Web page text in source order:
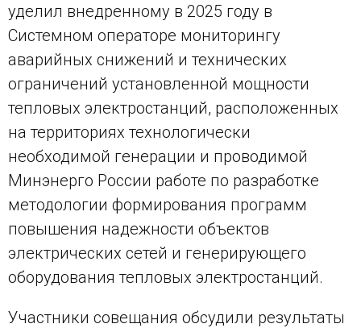
уделил внедренному в 2025 году в
Системном операторе мониторингу
аварийных снижений и технических
ограничений установленной мощности
тепловых электростанций, расположенных
на территориях технологически
необходимой генерации и проводимой
Минэнерго России работе по разработке
методологии формирования программ
повышения надежности объектов
электрических сетей и генерирующего
оборудования тепловых электростанций.
Участники совещания обсудили результаты